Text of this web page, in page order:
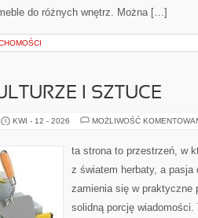
do różnych wnętrz. Można […]
I SZTUCE
KWI - 12 - 2026 MOŻLIWOŚĆ
ta strona to przestrzeń, w
z światem herbaty, a pasja
zamienia się w praktyczne
solidną porcję